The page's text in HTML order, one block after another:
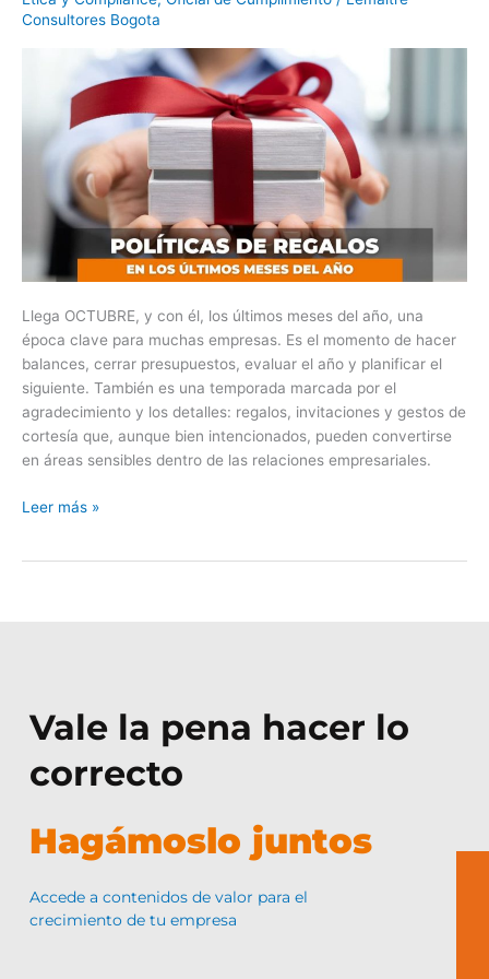
Consultores Bogota
Llega OCTUBRE, y con él, los últimos meses del año, una
época clave para muchas empresas. Es el momento de hacer
balances, cerrar presupuestos, evaluar el año y planificar el
siguiente. También es una temporada marcada por el
agradecimiento y los detalles: regalos, invitaciones y gestos de
cortesía que, aunque bien intencionados, pueden convertirse
en áreas sensibles dentro de las relaciones empresariales.
los
Leer más »
Vale la pena hacer lo
correcto
Hagámoslo juntos
Accede a contenidos de valor para el
crecimiento de tu empresa